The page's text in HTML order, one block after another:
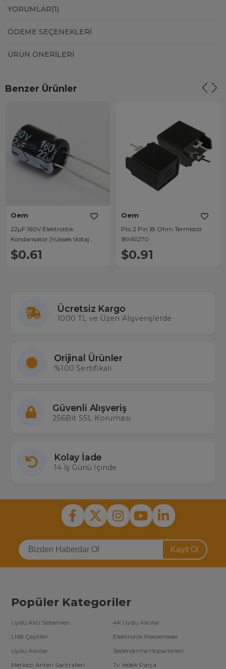
YORUMLAR(1)
ÖDEME SEÇENEKLERI
ÜRÜN ÖNERILERI
Benzer Ürünler
Oem
22µF 160V Elektrolitik
Kondansatör (Yüksek Voltaj
Dayanımlı)
$0.61
Oem
Ptc 2 Pin 18 Ohm Termistör
18MR270
$0.91
Ücretsiz Kargo
1000 TL ve Üzeri Alışverişlerde
Orijinal Ürünler
%100 Sertifikalı
Güvenli Alışveriş
256Bit SSL Koruması
Kolay İade
14 İş Günü İçinde
Kayıt Ol
Popüler Kategoriler
Uydu Alıcı Sistemleri
4K Uydu Alıcılar
LNB Çeşitleri
Elektronik Malzemeler
Uydu Alıcılar
Seslendirme Hoparlörleri
Merkezi Anten Santralleri
Tv Yedek Parça